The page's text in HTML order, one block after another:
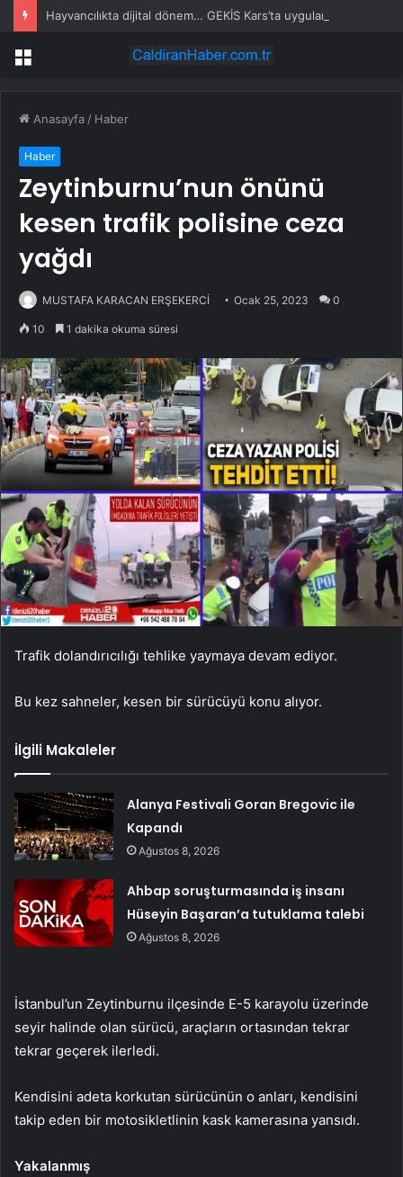
Menü
Anasayfa / Haber
Haber
Zeytinburnu’nun önünü
kesen trafik polisine ceza
yağdı
MUSTAFA KARACAN ERŞEKERCİ Ocak 25, 2023 0
10 1 dakika okuma süresi
Trafik dolandırıcılığı tehlike yaymaya devam ediyor.
Bu kez sahneler, kesen bir sürücüyü konu alıyor.
İlgili Makaleler
Alanya Festivali Goran Bregovic ile
Kapandı
Ağustos 8, 2026
Ahbap soruşturmasında iş insanı
Hüseyin Başaran’a tutuklama talebi
Ağustos 8, 2026
İstanbul’un Zeytinburnu ilçesinde E-5 karayolu üzerinde
seyir halinde olan sürücü, araçların ortasından tekrar
tekrar geçerek ilerledi.
Kendisini adeta korkutan sürücünün o anları, kendisini
takip eden bir motosikletlinin kask kamerasına yansıdı.
Yakalanmış